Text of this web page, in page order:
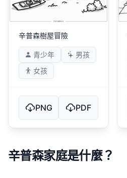
辛普森樹屋冒險
青少年
男孩
女孩
PNG PDF
辛普森家庭是什麼？